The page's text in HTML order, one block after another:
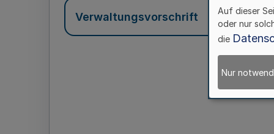
Verwaltungsvorschrift
Auf dieser
oder nur
die
Nur